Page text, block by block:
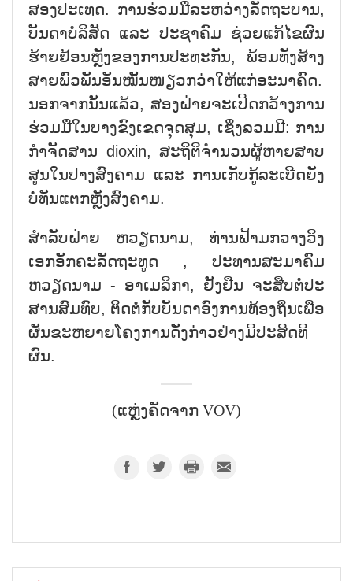
ສອງ​ປະ​ເທດ. ການ​ຮ່ວມ​ມື​ລະ​ຫວ່າງ​ລັດ​ຖະ​ບານ,
ບັນ​ດາ​ບໍ​ລິ​ສັດ ແລະ ປະ​ຊາ​ຄົມ ຊ່ວຍ​ແກ້​ໄຂ​ຜົນ​
ຮ້າຍ​ຢ້ອນຫຼັງ​ຂອງ​ການ​ປະ​ທະ​ກັນ, ພ້ອມ​ທັງ​ສ້າງ​
ສາຍ​ພົວ​ພັນ​ອັນ​ໝັ້​ນ​ໜຽວກວ່າ​ໃຫ້​ແກ່​ອະ​ນາ​ຄົດ.
ນອກ​ຈາກ​ນັ້ນ​ແລ້ວ, ສອງ​ຝ່າຍ​ຈະ​ເປີດກວ້າງ​ການ​
ຮ່ວມ​ມື​ໃນ​ບາງ​ຂົງ​ເຂດ​ຈຸດ​ສຸມ, ເຊິ່ງ​ລວມ​ມີ: ການ​
ກຳ​ຈັດ​ສານ dioxin, ​ສະ​ຖິ​ຕິ​ຈຳ​ນວນ​ຜູ້​ຫາຍ​ສາບ​
ສູນ​ໃນ​ປາງ​ສົງ​ຄາມ ແລະ ການ​ເກັບ​ກູ້​ລະ​ເບີດ​ຍັງ​
ບໍ່​ທັນ​ແຕກຫຼັງ​ສົງ​ຄາມ.
ສຳ​ລັບ​ຝ່າຍ ຫວຽດ​ນາມ, ທ່ານ​ຟ້າມກວາງວິງ
ເອກ​ອັກ​ຄະ​ລັດ​ຖະ​ທູດ , ປະ​ທານ​ສະ​ມາ​ຄົມ
ຫວຽດ​ນາມ - ອາ​ເມ​ລິ​ກາ, ຢັ້ງ​ຢືນ ຈະ​ສືບ​ຕໍ່​ປະ​
ສານ​ສົມ​ທົບ, ຕິດ​ຕໍ່​ກັບ​ບັນ​ດາ​ອົງ​ການ​ທ້ອງ​ຖິ່ນ​ເພື່ອ​
ຜັນ​ຂະ​ຫຍາຍ​ໂຄງ​ການ​ດັ່ງ​ກ່າວ​ຢ່າງ​ມີ​ປະ​ສິດ​ທິ​
ຜົນ.
(ແຫຼ່ງຄັດຈາກ VOV)